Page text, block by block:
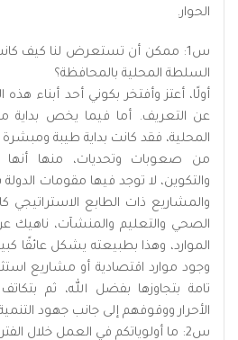
الحوار.
س1: ممكن أن تستعرض لنا كيف
السلطة المحلية بالمحافظة؟
أولًا، أعتز وأفتخر بكوني أحد أبناء
عن التعريف. أما فيما يخص بداية
المحلية، فقد كانت بداية طيبة ومبشرة
من صعوبات وتحديات، منها أنها
والتكوين، لا توجد فيها مقومات
والمشاريع ذات الطابع الاستراتيجي
الصحي والتعليم والمنشآت، ناهيك
الموارد، وهذا بطبيعته يشكل عائقًا
وجود موارد اقتصادية أو مشاريع
تامة بتجاوزها بفضل الله، ثم
الأحرار ووقوفهم إلى جانب جهود
س2: ما أولوياتكم في العمل خلال الفترة المقبلة؟